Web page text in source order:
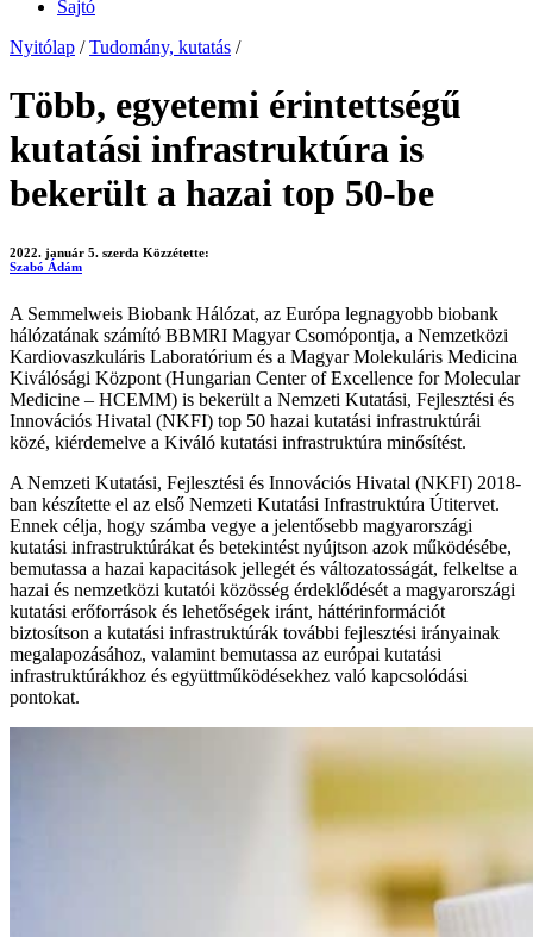
Sajtó
Nyitólap / Tudomány, kutatás /
Több, egyetemi érintettségű
kutatási infrastruktúra is
bekerült a hazai top 50-be
2022. január 5. szerda Közzétette:
Szabó Ádám
A Semmelweis Biobank Hálózat, az Európa legnagyobb biobank
hálózatának számító BBMRI Magyar Csomópontja, a Nemzetközi
Kardiovaszkuláris Laboratórium és a Magyar Molekuláris Medicina
Kiválósági Központ (Hungarian Center of Excellence for Molecular
Medicine – HCEMM) is bekerült a Nemzeti Kutatási, Fejlesztési és
Innovációs Hivatal (NKFI) top 50 hazai kutatási infrastruktúrái
közé, kiérdemelve a Kiváló kutatási infrastruktúra minősítést.
A Nemzeti Kutatási, Fejlesztési és Innovációs Hivatal (NKFI) 2018-
ban készítette el az első Nemzeti Kutatási Infrastruktúra Útitervet.
Ennek célja, hogy számba vegye a jelentősebb magyarországi
kutatási infrastruktúrákat és betekintést nyújtson azok működésébe,
bemutassa a hazai kapacitások jellegét és változatosságát, felkeltse a
hazai és nemzetközi kutatói közösség érdeklődését a magyarországi
kutatási erőforrások és lehetőségek iránt, háttérinformációt
biztosítson a kutatási infrastruktúrák további fejlesztési irányainak
megalapozásához, valamint bemutassa az európai kutatási
infrastruktúrákhoz és együttműködésekhez való kapcsolódási
pontokat.